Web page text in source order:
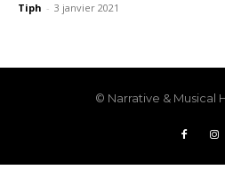
Tiph - 3 janvier 2021
© Narrative & Musical